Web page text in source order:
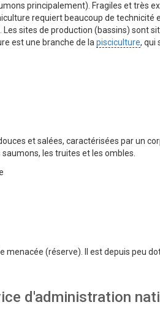
principalement). Fragiles et très
requiert beaucoup de
sites de production (bassins) sont
est une branche de lapisciculture, qui
et salées, caractérisées par un
les truites et les ombles.
menacée (réserve). Il est depuis peu
d'administration